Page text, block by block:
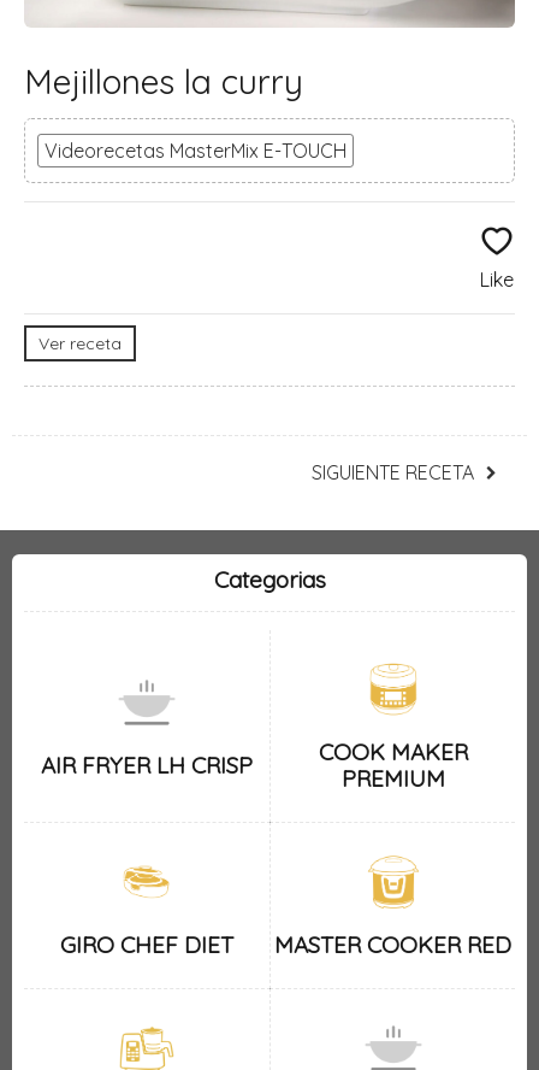
Mejillones la curry
Videorecetas MasterMix E-TOUCH
Like
Ver receta
SIGUIENTE RECETA
Categorias
AIR FRYER LH CRISP
COOK MAKER
PREMIUM
GIRO CHEF DIET MASTER COOKER RED